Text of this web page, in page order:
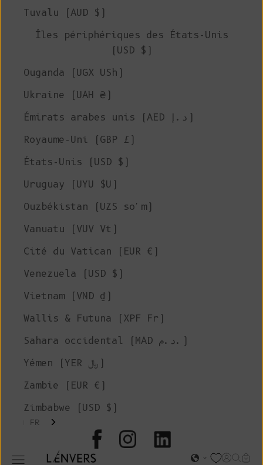
L'ENVERS
Ouvrir le menu de navigation Page
Tuvalu (AUD $)
Îles périphériques des États-Unis
(USD $)
Ouganda (UGX USh)
Ukraine (UAH ₴)
Émirats arabes unis (AED د.إ)
Royaume-Uni (GBP £)
États-Unis (USD $)
Uruguay (UYU $U)
Ouzbékistan (UZS so'm)
Vanuatu (VUV Vt)
Cité du Vatican (EUR €)
Venezuela (USD $)
Vietnam (VND ₫)
Wallis & Futuna (XPF Fr)
Sahara occidental (MAD د.م.)
Yémen (YER ﷼)
Zambie (EUR €)
Zimbabwe (USD $)
FR